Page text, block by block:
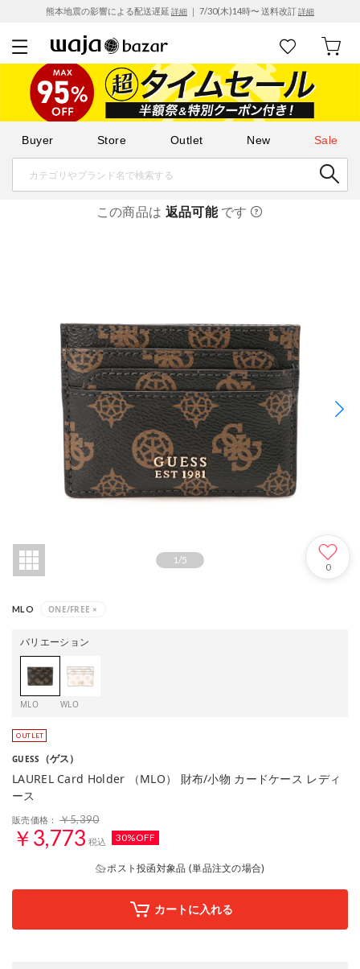
熊本地震の影響による配送遅延 詳細 ｜ 7/30(木)14時〜 送料改訂詳細
Buyer Store Outlet New Sale
この商品は 返品可能です
1 /5
0
MLO ONE/FREE ×
バリエーション
MLO WLO
GUESS （ゲス）
LAUREL Card Holder （MLO） 財布/小物 カードケース レディ
ース
販売価格： ￥5,390
￥3,773 税込 30%OFF
ポスト投函対象品 (単品注文の場合)
カートに入れる